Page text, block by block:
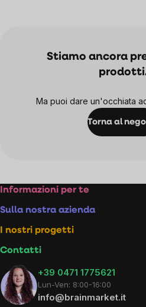
Stiamo ancora
Ma puoi dare un'occhiata
Torna al
Footer
Informazioni per te
Sulla nostra azienda
I nostri progetti
Contatti
+39 0471 1775621
Lun-Ven: 8:00-16:00
info@brainmarket.it